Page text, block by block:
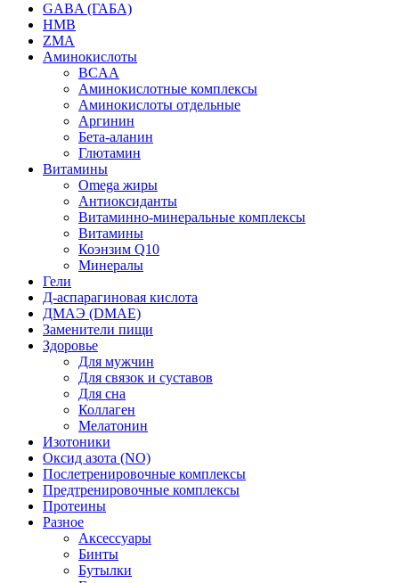
GABA (ГАБА)
HMB
ZMA
Аминокислоты
BCAA
Аминокислотные комплексы
Аминокислоты отдельные
Аргинин
Бета-аланин
Глютамин
Витамины
Omega жиры
Антиоксиданты
Витаминно-минеральные комплексы
Витамины
Коэнзим Q10
Минералы
Гели
Д-аспарагиновая кислота
ДМАЭ (DMAE)
Заменители пищи
Здоровье
Для мужчин
Для связок и суставов
Для сна
Коллаген
Мелатонин
Изотоники
Оксид азота (NO)
Послетренировочные комплексы
Предтренировочные комплексы
Протеины
Разное
Аксессуары
Бинты
Бутылки